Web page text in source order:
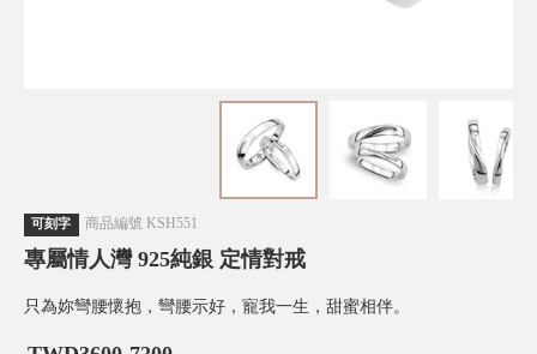
可刻字 商品編號 KSH551
專屬情人灣 925純銀 定情對戒
只為妳彎腰懷抱，彎腰示好，寵我一生，甜蜜相伴。